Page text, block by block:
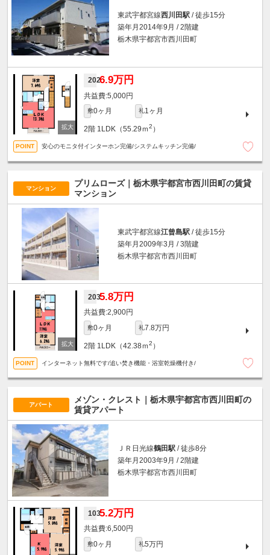
東武宇都宮線西川田駅 / 徒歩15分
築年月2014年9月 / 2階建
栃木県宇都宮市西川田町
2026.9万円
5,000円
敷0ヶ月 礼1ヶ月
2階 1LDK（55.29ｍ2 ）
安心のモニタ付インターホン完備/システムキッチン完備/
マンション
プリムローズ｜栃木県宇都宮市西川田町の賃貸
マンション
東武宇都宮線江曾島駅 / 徒歩15分
築年月2009年3月 / 3階建
栃木県宇都宮市西川田町
2035.8万円
2,900円
敷0ヶ月 礼7.8万円
2階 1LDK（42.38ｍ2 ）
インターネット無料です/追い焚き機能・浴室乾燥機付き/
アパート
メゾン・クレスト｜栃木県宇都宮市西川田町の
賃貸アパート
ＪＲ日光線鶴田駅 / 徒歩8分
築年月2003年9月 / 2階建
栃木県宇都宮市西川田町
1035.2万円
6,500円
敷0ヶ月 礼5万円